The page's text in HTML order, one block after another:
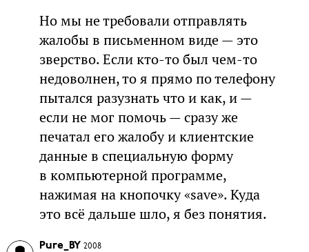
Но мы не требовали отправлять
жалобы в письменном виде — это
зверство. Если кто-то был чем-то
недоволнен, то я прямо по телефону
пытался разузнать что и как, и —
если не мог помочь — сразу же
печатал его жалобу и клиентские
данные в специальную форму
в компьютерной программе,
нажимая на кнопочку «save». Куда
это всё дальше шло, я без понятия.
Pure_BY 2008